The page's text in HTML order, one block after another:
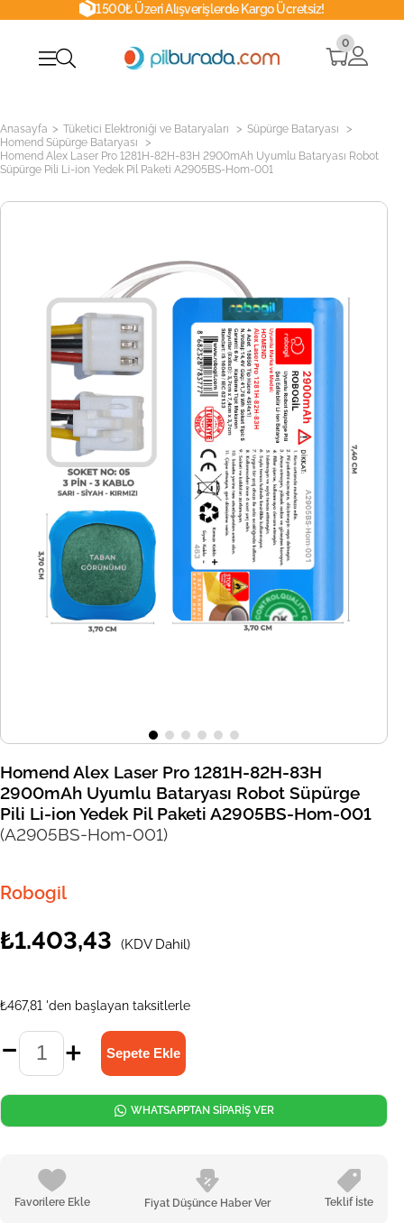
1500₺ Üzeri Alışverişlerde Kargo Ücretsiz!
0
Anasayfa > Tüketici Elektroniği ve Bataryaları > Süpürge Bataryası >
Homend Süpürge Bataryası >
Homend Alex Laser Pro 1281H-82H-83H 2900mAh Uyumlu Bataryası Robot
Süpürge Pili Li-ion Yedek Pil Paketi A2905BS-Hom-001
Homend Alex Laser Pro 1281H-82H-83H
2900mAh Uyumlu Bataryası Robot Süpürge
Pili Li-ion Yedek Pil Paketi A2905BS-Hom-001
(A2905BS-Hom-001)
Robogil
₺1.403,43 (KDV Dahil)
₺467,81 'den başlayan taksitlerle
Favorilere Ekle Fiyat Düşünce Haber Ver Teklif İste
WHATSAPPTAN SİPARİŞ VER